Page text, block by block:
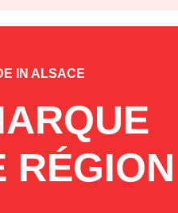
IN ALSACE
RÉGION